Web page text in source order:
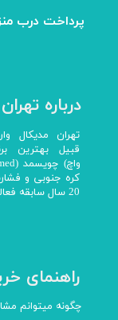
پرداخت درب
درباره
تهران مدیکال
قبیل بهترین
20 سال سابقه فعالیت در واردات و توزیع انواع تجهیزات پزشکی
راهنمای
چگونه میتوانم